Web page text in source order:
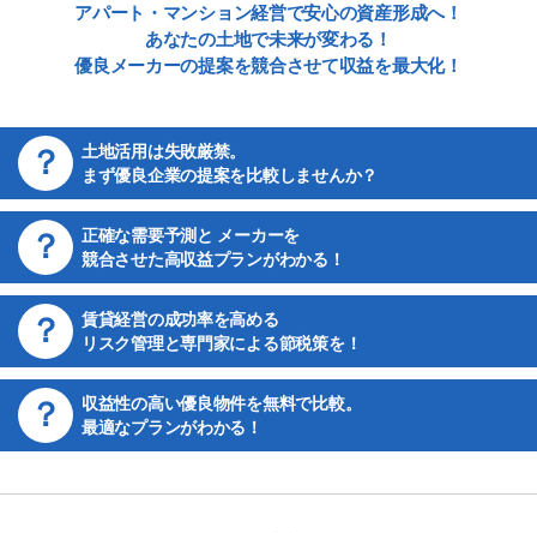
アパート・マンション経営で安心の資産形成へ！
あなたの土地で未来が変わる！
優良メーカーの提案を競合させて収益を最大化！
土地活用は失敗厳禁。
まず優良企業の提案を比較しませんか？
正確な需要予測と メーカーを
競合させた高収益プランがわかる！
賃貸経営の成功率を高める
リスク管理と専門家による節税策を！
収益性の高い優良物件を無料で比較。
最適なプランがわかる！